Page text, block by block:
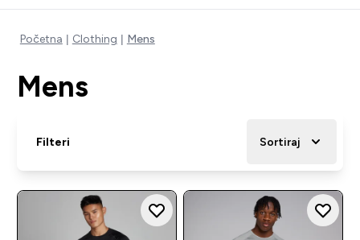
Početna Clothing Mens
Mens
Filteri Sortiraj